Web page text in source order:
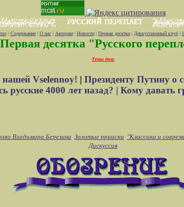
| Содержание| О нас| Авторам| Новости| Первая десятка| Дискуссионный клуб|
Первая десятка "Русского
Темы дня:
нашей Vselennoy! | Президенту Путину о
русские 4000 лет назад? | Кому давать
Владимира Березина Золотые прииски "Классики и
Дискуссия